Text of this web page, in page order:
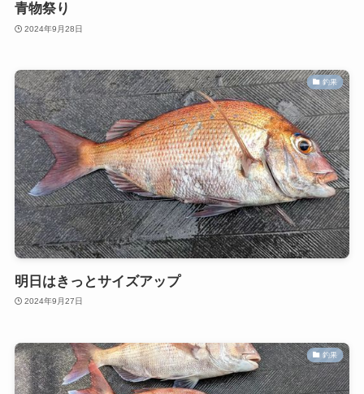
青物祭り
2024年9月28日
釣果
明日はきっとサイズアップ
2024年9月27日
釣果